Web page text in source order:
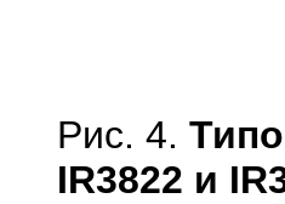
Рис. 4.
IR3822 и